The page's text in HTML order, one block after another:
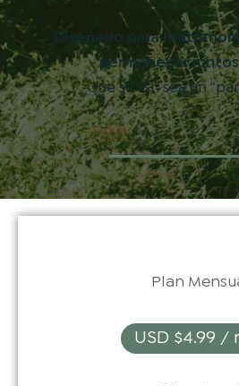
Diseñado para
permanecer
Que su “Sí” sea un
Plan
USD $4.99 /